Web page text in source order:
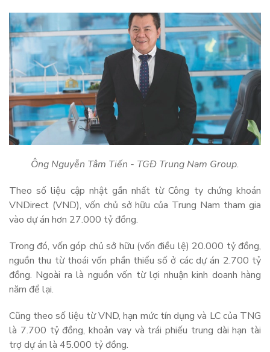
Ông Nguyễn Tâm Tiến - TGĐ Trung Nam Group.
Theo số liệu cập nhật gần nhất từ Công ty chứng khoán
VNDirect (VND), vốn chủ sở hữu của Trung Nam tham gia
vào dự án hơn 27.000 tỷ đồng.
Trong đó, vốn góp chủ sở hữu (vốn điều lệ) 20.000 tỷ đồng,
nguồn thu từ thoái vốn phần thiểu số ở các dự án 2.700 tỷ
đồng. Ngoài ra là nguồn vốn từ lợi nhuận kinh doanh hàng
năm để lại.
Cũng theo số liệu từ VND, hạn mức tín dụng và LC của TNG
là 7.700 tỷ đồng, khoản vay và trái phiếu trung dài hạn tài
trợ dự án là 45.000 tỷ đồng.